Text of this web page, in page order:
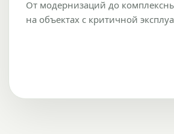
От модернизаций до
на объектах с критичной